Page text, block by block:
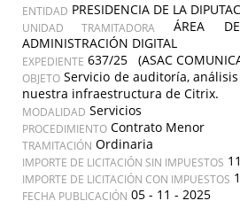
ENTIDAD PRESIDENCIA DE LA
UNIDAD TRAMITADORA
ÁREA
ADMINISTRACIÓN DIGITAL
EXPEDIENTE 637/25 (ASAC
OBJETO Servicio de auditoría,
nuestra infraestructura de Citrix.
MODALIDAD Servicios
PROCEDIMIENTO Contrato Menor
TRAMITACIÓN Ordinaria
IMPORTE DE LICITACIÓN SIN IMPUESTOS
IMPORTE DE LICITACIÓN CON IMPUESTOS
FECHA PUBLICACIÓN 05 - 11 - 2025